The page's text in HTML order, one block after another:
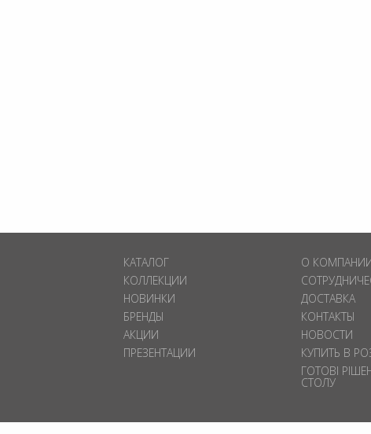
КАТАЛОГ
КОЛЛЕКЦИИ
НОВИНКИ
БРЕНДЫ
АКЦИИ
ПРЕЗЕНТАЦИИ
О
ДОСТАВКА
КОНТАКТЫ
НОВОСТИ
КУПИТЬ В
ГОТОВІ
СТОЛУ